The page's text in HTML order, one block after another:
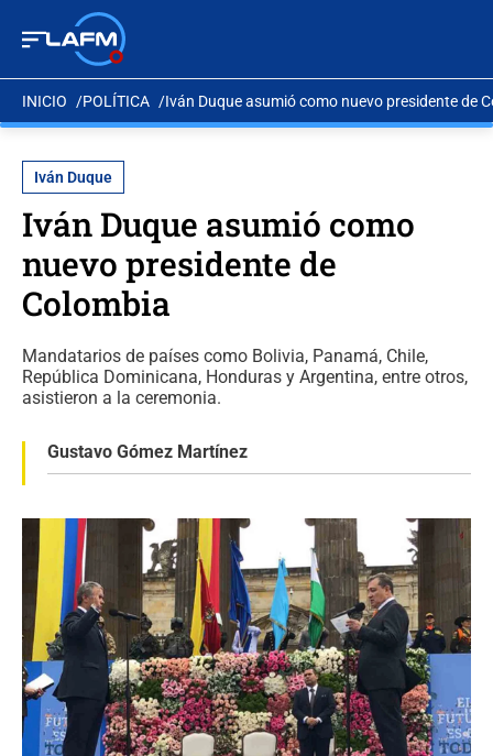
INICIO POLÍTICA Iván Duque asumió como nuevo presidente de
Iván Duque
Iván Duque asumió como
nuevo presidente de
Colombia
Mandatarios de países como Bolivia, Panamá, Chile,
República Dominicana, Honduras y Argentina, entre otros,
asistieron a la ceremonia.
Gustavo Gómez Martínez